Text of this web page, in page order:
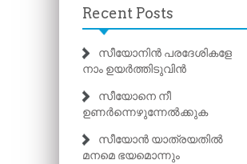
Recent Posts
സീയോനിൻ പരദേശികളേ
നാം ഉയർത്തിടുവിൻ
സീയോനെ നീ
ഉണർന്നെഴുന്നേൽക്കുക
സീയോൻ യാത്രയതിൽ
മനമെ ഭയമൊന്നും